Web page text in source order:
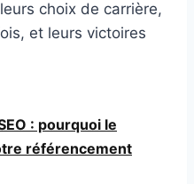
choix de carrière,
et leurs victoires
: pourquoi le
référencement